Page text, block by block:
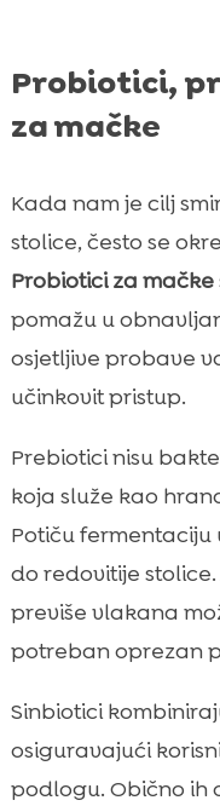
Probiotici,
za mačke
Kada nam je cilj
stolice, često se
Probiotici za mačke
pomažu u
osjetljive probave
učinkovit pristup.
Prebiotici nisu
koja služe kao
Potiču
do redovitije
previše vlakana
potreban oprezan
Sinbiotici
osiguravajući
podlogu. Obično ih